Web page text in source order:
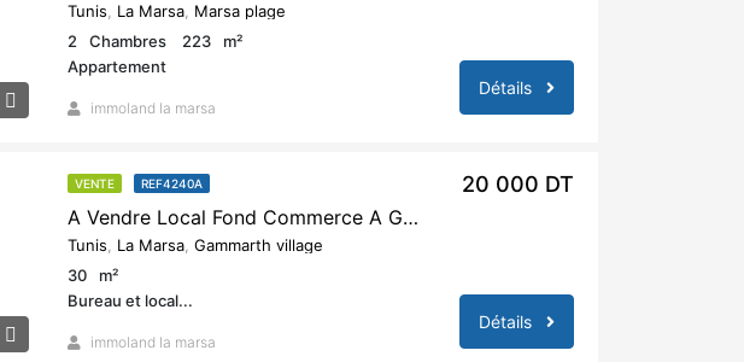
Tunis La Marsa Marsa plage
2
Chambres 223
m²
Appartement
immoland la marsa
Détails
VENTE REF4240A
A Vendre Local Fond Commerce A Gammarth Village
Tunis La Marsa Gammarth village
30
m²
Bureau et local...
immoland la marsa
20 000 DT
Détails